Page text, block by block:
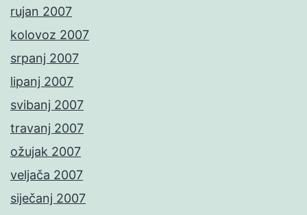
rujan 2007
kolovoz 2007
srpanj 2007
lipanj 2007
svibanj 2007
travanj 2007
ožujak 2007
veljača 2007
siječanj 2007